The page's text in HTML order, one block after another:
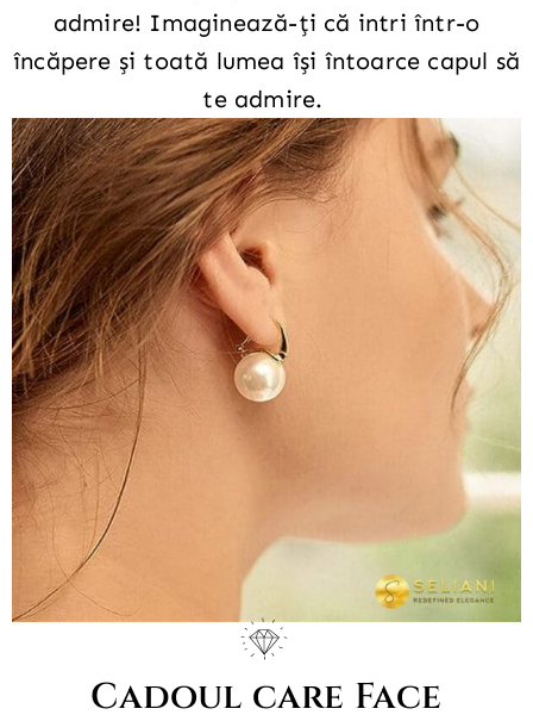
admire! Imaginează-ți că intri într-o
încăpere și toată lumea își întoarce capul să
te admire.
Cadoul care Face